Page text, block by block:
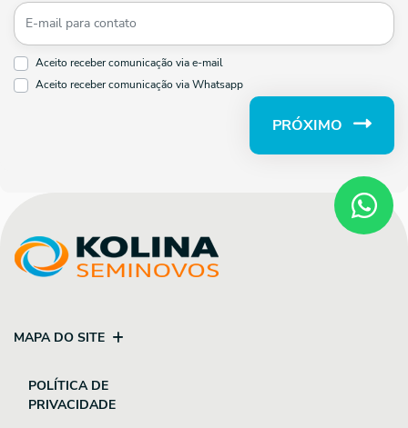
Aceito receber comunicação via e-mail
Aceito receber comunicação via Whatsapp
PRÓXIMO
MAPA DO SITE
POLÍTICA DE
PRIVACIDADE